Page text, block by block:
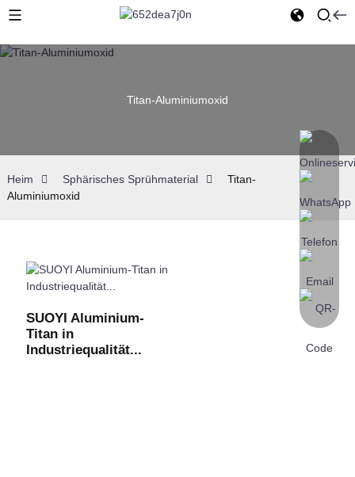
Titan-Aluminiumoxid
Heim Sphärisches Sprühmaterial
Titan-
Aluminiumoxid
SUOYI Aluminium-
Titan in
Industriequalität...